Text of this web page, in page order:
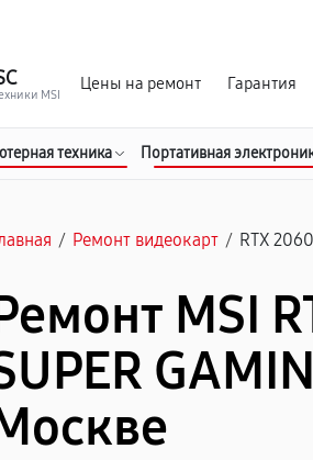
MSI
Цены на ремонт Гарантия
техника Портативная
/ Ремонт видеокарт / RTX
MSI